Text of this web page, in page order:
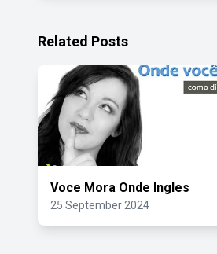
Related Posts
Voce Mora Onde Ingles
25 September 2024